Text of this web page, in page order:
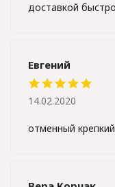
доставкой
Евгений
отменный
14.02.2020